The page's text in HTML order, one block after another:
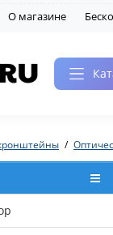
О магазине